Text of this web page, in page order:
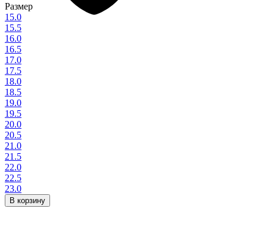
Размер
15.0
15.5
16.0
16.5
17.0
17.5
18.0
18.5
19.0
19.5
20.0
20.5
21.0
21.5
22.0
22.5
23.0
В корзину